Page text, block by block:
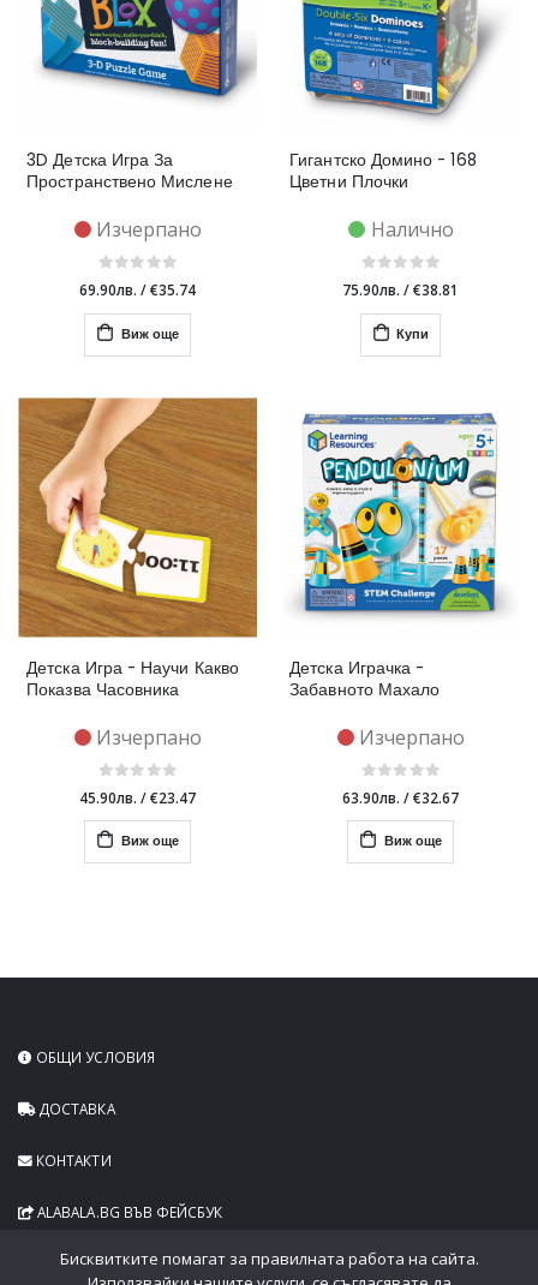
3D Детска Игра За
Пространствено Мислене
Изчерпано
69.90лв. /€35.74
Виж още
Гигантско Домино - 168
Цветни Плочки
Налично
75.90лв. /€38.81
Купи
Детска Игра - Научи Какво
Показва Часовника
Изчерпано
45.90лв. /€23.47
Виж още
Детска Играчка -
Забавното Махало
Изчерпано
63.90лв. /€32.67
Виж още
ОБЩИ УСЛОВИЯ
ДОСТАВКА
КОНТАКТИ
ALABALA.BG ВЪВ ФЕЙСБУК
Бисквитките помагат за правилната работа на сайта.